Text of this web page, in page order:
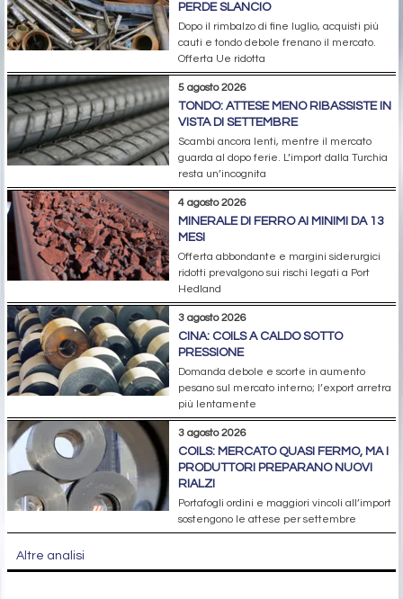
PERDE SLANCIO
Dopo il rimbalzo di fine luglio, acquisti più
cauti e tondo debole frenano il mercato.
Offerta Ue ridotta
5 agosto 2026
TONDO: ATTESE MENO RIBASSISTE IN
VISTA DI SETTEMBRE
Scambi ancora lenti, mentre il mercato
guarda al dopo ferie. L’import dalla Turchia
resta un’incognita
4 agosto 2026
MINERALE DI FERRO AI MINIMI DA 13
MESI
Offerta abbondante e margini siderurgici
ridotti prevalgono sui rischi legati a Port
Hedland
3 agosto 2026
CINA: COILS A CALDO SOTTO
PRESSIONE
Domanda debole e scorte in aumento
pesano sul mercato interno; l’export arretra
più lentamente
3 agosto 2026
COILS: MERCATO QUASI FERMO, MA I
PRODUTTORI PREPARANO NUOVI
RIALZI
Portafogli ordini e maggiori vincoli all’import
sostengono le attese per settembre
Altre analisi